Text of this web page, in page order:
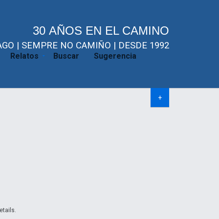
30 AÑOS EN EL CAMINO
| SEMPRE NO CAMIÑO | DESDE 1992
Relatos Buscar Sugerencia
+